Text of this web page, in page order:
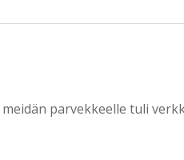
parvekkeelle tuli